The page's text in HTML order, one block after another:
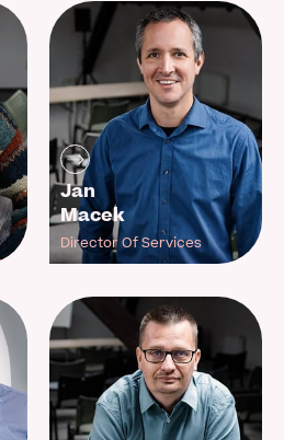
Jan
Macek
Director Of Services